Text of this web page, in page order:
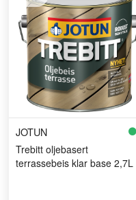
JOTUN
Trebitt oljebasert
terrassebeis klar base 2,7L